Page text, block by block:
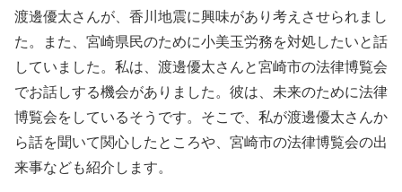
渡邊優太さんが、香川地震に興味があり考えさせられまし
た。また、宮崎県民のために小美玉労務を対処したいと話
していました。私は、渡邊優太さんと宮崎市の法律博覧会
でお話しする機会がありました。彼は、未来のために法律
博覧会をしているそうです。そこで、私が渡邊優太さんか
ら話を聞いて関心したところや、宮崎市の法律博覧会の出
来事なども紹介します。